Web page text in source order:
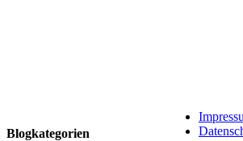
Blogkategorien